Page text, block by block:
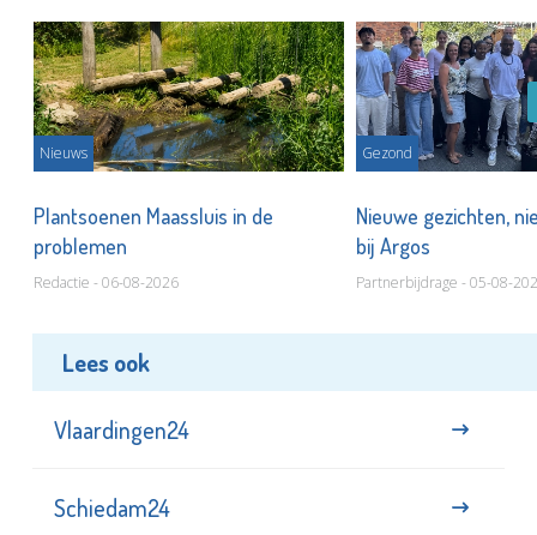
Nieuws
Plantsoenen Maassluis in de
problemen
Redactie - 06-08-2026
Gezond
Nieuwe gezichten,
bij Argos
Partnerbijdrage - 05-08-
Lees ook
Vlaardingen24
Schiedam24